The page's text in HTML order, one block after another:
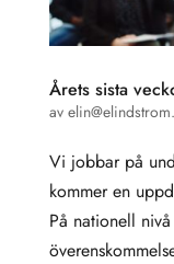
Årets sista
av
Vi jobbar på
kommer en
På nationell